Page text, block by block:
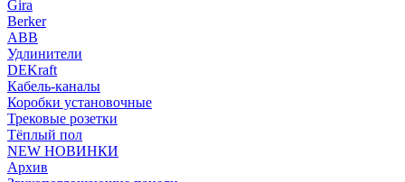
Gira
Berker
ABB
Удлинители
DEKraft
Кабель-каналы
Коробки установочные
Трековые розетки
Тёплый пол
NEW НОВИНКИ
Архив